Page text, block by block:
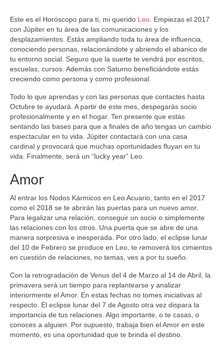
Este es el Horóscopo para ti, mi querido Leo . Empiezas el 2017
con Júpiter en tu área de las comunicaciones y los
desplazamientos. Estás ampliando toda tu área de influencia,
conociendo personas, relacionándote y abriendo el abanico de
tu entorno social. Seguro que la suerte te vendrá por escritos,
escuelas, cursos. Además con Saturno beneficiándote estás
creciendo como persona y como profesional.
Todo lo que aprendas y con las personas que contactes hasta
Octubre te ayudará. A partir de este mes, despegarás socio
profesionalmente y en el hogar. Ten presente que estás
sentando las bases para que a finales de año tengas un cambio
espectacular en tu vida. Júpiter contactará con una casa
cardinal y provocará que muchas oportunidades fluyan en tu
vida. Finalmente, será un “lucky year” Leo.
Amor
Al entrar los Nodos Kármicos en Leo Acuario, tanto en el 2017
como el 2018 se te abrirán las puertas para un nuevo amor.
Para legalizar una relación, conseguir un socio o simplemente
las relaciones con los otros. Una puerta que se abre de una
manera sorpresiva e inesperada. Por otro lado, el eclipse lunar
del 10 de Febrero se produce en Leo, te removerá los cimientos
en cuestión de relaciones, no temas, ves a por tu sueño.
Con la retrogradación de Venus del 4 de Marzo al 14 de Abril, la
primavera será un tiempo para replantearse y analizar
interiormente el Amor. En estas fechas no tomes iniciativas al
respecto. El eclipse lunar del 7 de Agosto otra vez dispara la
importancia de tus relaciones. Algo importante, o te casas, o
conoces a alguien. Por supuesto, trabaja bien el Amor en este
momento, es una oportunidad que te brinda el destino.